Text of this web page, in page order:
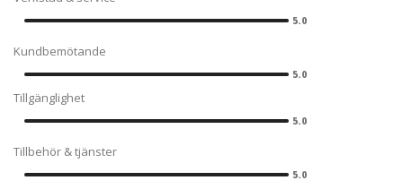
5.0
Kundbemötande
5.0
Tillgänglighet
5.0
Tillbehör & tjänster
5.0